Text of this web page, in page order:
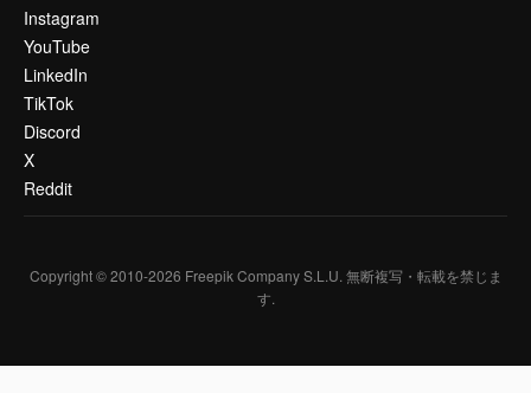
Instagram
YouTube
LinkedIn
TikTok
Discord
X
Reddit
Copyright © 2010-2026 Freepik Company S.L.U. 無断複写・転載を禁じま
す.